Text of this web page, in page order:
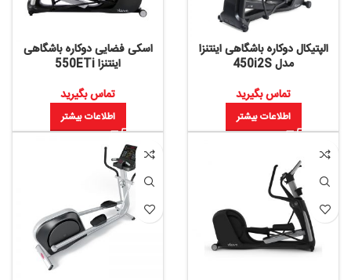
الپتیکال دوکاره باشگاهی اینتنزا
مدل 450i2S
تماس بگیرید
اطلاعات بیشتر
اسکی فضایی دوکاره باشگاهی
اینتنزا 550ETi
تماس بگیرید
اطلاعات بیشتر